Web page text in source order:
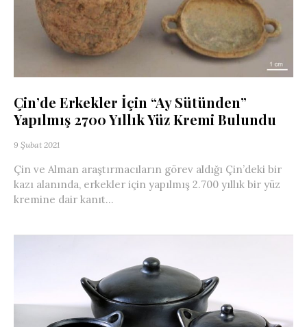
Çin’de Erkekler İçin “Ay Sütünden”
Yapılmış 2700 Yıllık Yüz Kremi Bulundu
9 Şubat 2021
Çin ve Alman araştırmacıların görev aldığı Çin’deki bir
kazı alanında, erkekler için yapılmış 2.700 yıllık bir yüz
kremine dair kanıt...